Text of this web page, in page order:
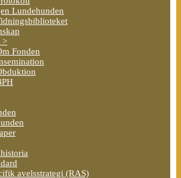
Lundehunden
>
Fonden
avelsstrategi (RAS)